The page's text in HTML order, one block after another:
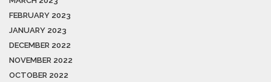
FEBRUARY 2023
JANUARY 2023
DECEMBER 2022
NOVEMBER 2022
OCTOBER 2022